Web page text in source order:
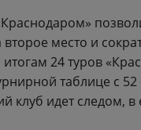
место и
24 туров
таблице с
клуб идет следом, в